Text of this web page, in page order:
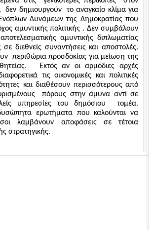
δεν δημιουργούν
το αναγκαίο κλίμα για
Δυνάμεων της Δημοκρατίας που
αμυντικής πολιτικής . Δεν συμβάλουν
αποτελεσματικής αμυντικής διπλωματίας
σε διεθνείς συναντήσεις και αποστολές.
περιθώρια προσδοκίας για μείωση της
θητείας.
Εκτός αν οι αρμόδιες αρχές
τις οικονομικές και πολιτικές
και διαθέσουν περισσότερους από
πόρους στην άμυνα αντί σε
υπηρεσίες του δημόσιου
τομέα.
ερωτήματα που καλούνται να
λαμβάνουν αποφάσεις σε τέτοια
στρατηγικής.